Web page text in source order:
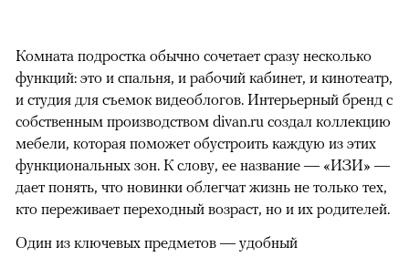
Комната подростка обычно сочетает сразу несколько
функций: это и спальня, и рабочий кабинет, и кинотеатр,
и студия для съемок видеоблогов. Интерьерный бренд с
собственным производством divan.ru создал коллекцию
мебели, которая поможет обустроить каждую из этих
функциональных зон. К слову, ее название — «ИЗИ» —
дает понять, что новинки облегчат жизнь не только тех,
кто переживает переходный возраст, но и их родителей.
Один из ключевых предметов — удобный